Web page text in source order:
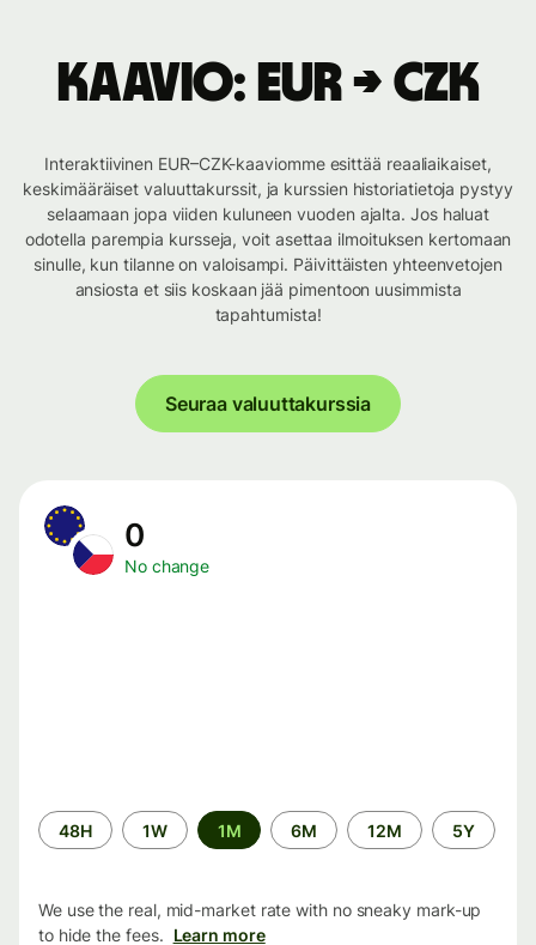
Kaavio: EUR → CZK
Interaktiivinen EUR–CZK-kaaviomme esittää reaaliaikaiset,
keskimääräiset valuuttakurssit, ja kurssien historiatietoja pystyy
selaamaan jopa viiden kuluneen vuoden ajalta. Jos haluat
odotella parempia kursseja, voit asettaa ilmoituksen kertomaan
sinulle, kun tilanne on valoisampi. Päivittäisten yhteenvetojen
ansiosta et siis koskaan jää pimentoon uusimmista
tapahtumista!
Seuraa valuuttakurssia
0
No change
Time
period
48H 1W 1M 6M 12M 5Y
We use the real, mid-market rate with no sneaky mark-up
to hide the fees. Learn more